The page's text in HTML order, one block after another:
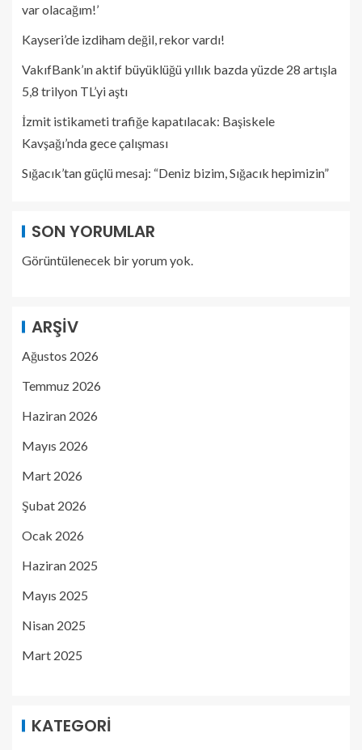
var olacağım!’
Kayseri’de izdiham değil, rekor vardı!
VakıfBank’ın aktif büyüklüğü yıllık bazda yüzde 28 artışla
5,8 trilyon TL’yi aştı
İzmit istikameti trafiğe kapatılacak: Başiskele
Kavşağı’nda gece çalışması
Sığacık’tan güçlü mesaj: “Deniz bizim, Sığacık hepimizin”
SON YORUMLAR
Görüntülenecek bir yorum yok.
ARŞIV
Ağustos 2026
Temmuz 2026
Haziran 2026
Mayıs 2026
Mart 2026
Şubat 2026
Ocak 2026
Haziran 2025
Mayıs 2025
Nisan 2025
Mart 2025
KATEGORI